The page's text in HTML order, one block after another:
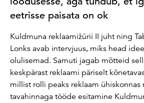
eetrisse paisata on ok
Kuldmuna reklaamižürii II juht ning
Lonks avab intervjuus, miks head
olulisemad. Samuti jagab mõtteid
keskpärast reklaami päriselt
millist rolli peaks reklaam
tavahinnaga tööde esitamine